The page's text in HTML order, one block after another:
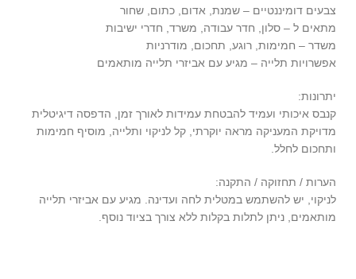
צבעים דומיננטיים – שמנת, אדום, כתום, שחור
מתאים ל – סלון, חדר עבודה, משרד, חדרי ישיבות
משדר – חמימות, רוגע, תחכום, מודרניות
אפשרויות תלייה – מגיע עם אביזרי תלייה מותאמים
יתרונות:
קנבס איכותי ועמיד להבטחת עמידות לאורך זמן, הדפסה דיגיטלית
מדויקת המעניקה מראה יוקרתי, קל לניקוי ותלייה, מוסיף חמימות
ותחכום לחלל.
הערות / תחזוקה / התקנה:
לניקוי, יש להשתמש במטלית לחה ועדינה. מגיע עם אביזרי תלייה
מותאמים, ניתן לתלות בקלות ללא צורך בציוד נוסף.